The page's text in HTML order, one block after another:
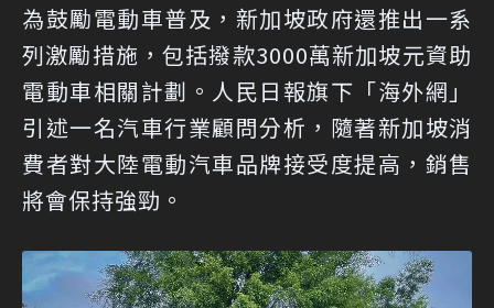
為鼓勵電動車普及，新加坡政府還推出一系
列激勵措施，包括撥款3000萬新加坡元資助
電動車相關計劃。人民日報旗下「海外網」
引述一名汽車行業顧問分析，隨著新加坡消
費者對大陸電動汽車品牌接受度提高，銷售
將會保持強勁。